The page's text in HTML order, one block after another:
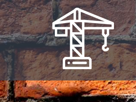
Skip
to
content